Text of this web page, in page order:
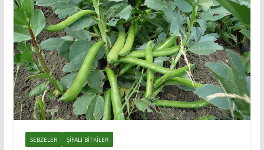
SEBZELER ŞIFALI BITKILER